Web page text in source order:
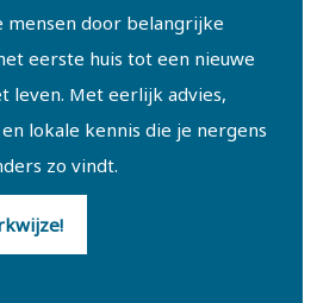
mensen door belangrijke
eerste huis tot een nieuwe
leven. Met eerlijk advies,
lokale kennis die je nergens
zo vindt.